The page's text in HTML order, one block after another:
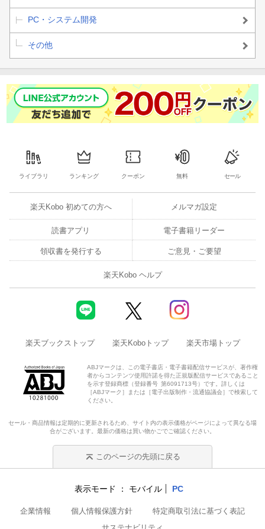
PC・システム開発
その他
ライブラリ ランキング クーポン 無料 セール
楽天Kobo 初めての方へ メルマガ設定
読書アプリ 電子書籍リーダー
領収書を発行する ご意見・ご要望
楽天Kobo ヘルプ
楽天ブックストップ 楽天Koboトップ 楽天市場トップ
ABJマークは、この電子書店・電子書籍配信サービスが、著作権
者からコンテンツ使用許諾を得た正規版配信サービスであること
を示す登録商標（登録番号 第6091713号）です。詳しくは
［ABJマーク］または［電子出版制作・流通協議会］で検索して
ください。
セール・商品情報は定期的に更新されるため、サイト内の表示価格がページによって異なる場
合がございます。最新の価格は買い物かごでご確認ください。
このページの先頭に戻る
表示モード モバイル PC
企業情報 個人情報保護方針
特定商取引法に基づく表記